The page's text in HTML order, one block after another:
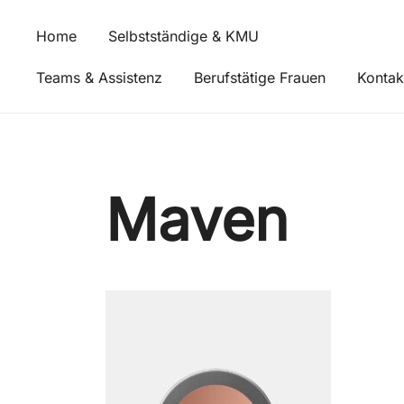
Home Selbstständige & KMU
Teams & Assistenz Berufstätige Frauen
Maven